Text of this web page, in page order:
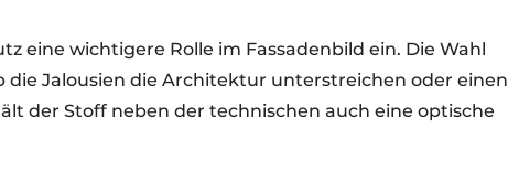
eine wichtigere Rolle im Fassadenbild ein. Die Wahl
die Jalousien die Architektur unterstreichen oder einen
der Stoff neben der technischen auch eine optische